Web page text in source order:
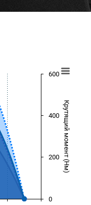
Крутящий момент (Нм)
0
200
400
600